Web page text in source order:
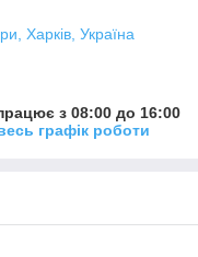
Харків, Україна
з 08:00 до 16:00
графік роботи